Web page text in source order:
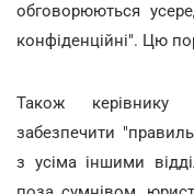
обговорюються
конфіденційні". Цю
Також керівнику
забезпечити
з усіма іншими